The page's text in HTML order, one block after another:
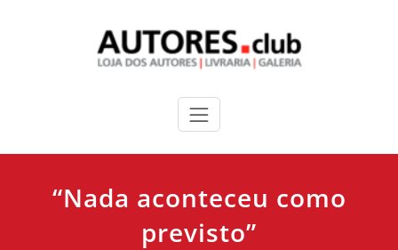
“Nada aconteceu como
previsto”